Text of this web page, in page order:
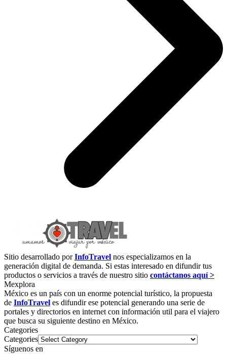
Sitio desarrollado porInfoTravel nos especializamos en la
generación digital de demanda. Si estas interesado en difundir tus
productos o servicios a través de nuestro sitio contáctanos aquí >
Mexplora
México es un país con un enorme potencial turístico, la propuesta
de InfoTravel es difundir ese potencial generando una serie de
portales y directorios en internet con información util para el viajero
que busca su siguiente destino en México.
Categories
Categories
Síguenos en